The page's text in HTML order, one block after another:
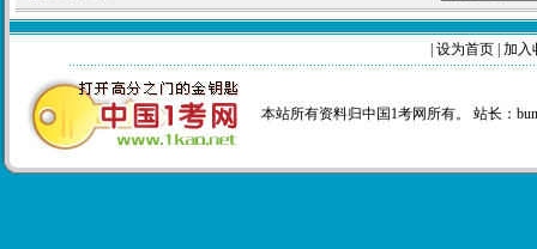
设为首页 加入
本站所有资料归中国1考网所有。 站长：